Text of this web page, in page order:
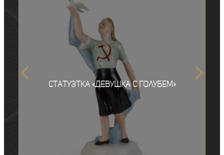
Статуэтка «Девушка с голубем»